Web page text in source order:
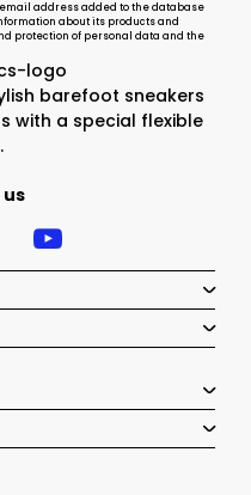
barefoot sneakers
with a special flexible
us
email address added to the database
about its products and
protection of personal data and the